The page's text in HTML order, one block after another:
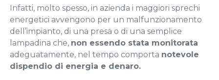
Infatti, molto spesso, in azienda i maggiori sprechi
energetici avvengono per un malfunzionamento
dell’impianto, di una presa o di una semplice
lampadina che, non essendo stata monitorata
adeguatamente, nel tempo comporta notevole
dispendio di energia e denaro.